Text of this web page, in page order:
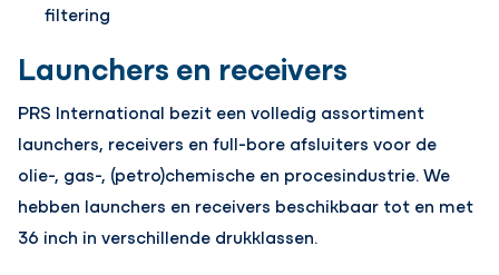
filtering
Launchers en receivers
PRS International bezit een volledig assortiment
launchers, receivers en full-bore afsluiters voor de
olie-, gas-, (petro)chemische en procesindustrie. We
hebben launchers en receivers beschikbaar tot en met
36 inch in verschillende drukklassen.